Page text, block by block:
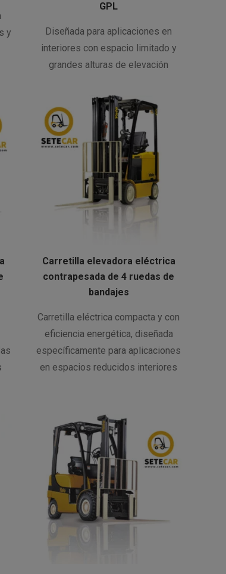
y
GPL
Diseñada para aplicaciones en
interiores con espacio limitado y
grandes alturas de elevación
Carretilla elevadora eléctrica
contrapesada de 4 ruedas de
bandajes
Carretilla eléctrica compacta y con
eficiencia energética, diseñada
específicamente para aplicaciones
en espacios reducidos interiores